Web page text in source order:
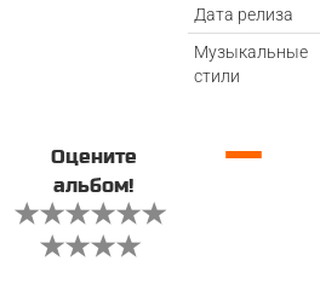
Дата релиза
Музыкальные
стили
Оцените
альбом!
—